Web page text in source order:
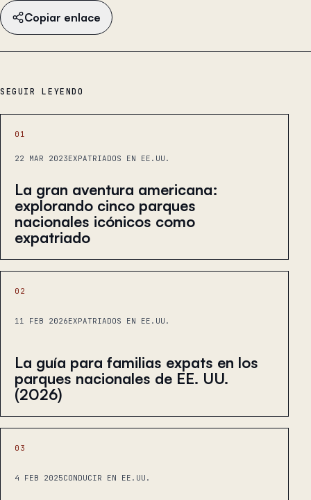
Copiar enlace
SEGUIR LEYENDO
01
22 MAR 2023EXPATRIADOS EN EE.UU.
La gran aventura americana:
explorando cinco parques
nacionales icónicos como
expatriado
02
11 FEB 2026EXPATRIADOS EN EE.UU.
La guía para familias expats en los
parques nacionales de EE. UU.
(2026)
03
4 FEB 2025CONDUCIR EN EE.UU.